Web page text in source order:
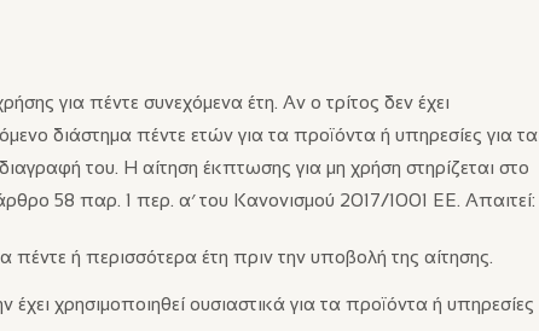
για πέντε συνεχόμενα έτη. Αν ο τρίτος δεν έχει
διάστημα πέντε ετών για τα προϊόντα ή υπηρεσίες για τα
του. Η αίτηση έκπτωσης για μη χρήση στηρίζεται στο
58 παρ. 1 περ. α′ του Κανονισμού 2017/1001 ΕΕ. Απαιτεί:
πέντε ή περισσότερα έτη πριν την υποβολή της αίτησης.
χρησιμοποιηθεί ουσιαστικά για τα προϊόντα ή υπηρεσίες